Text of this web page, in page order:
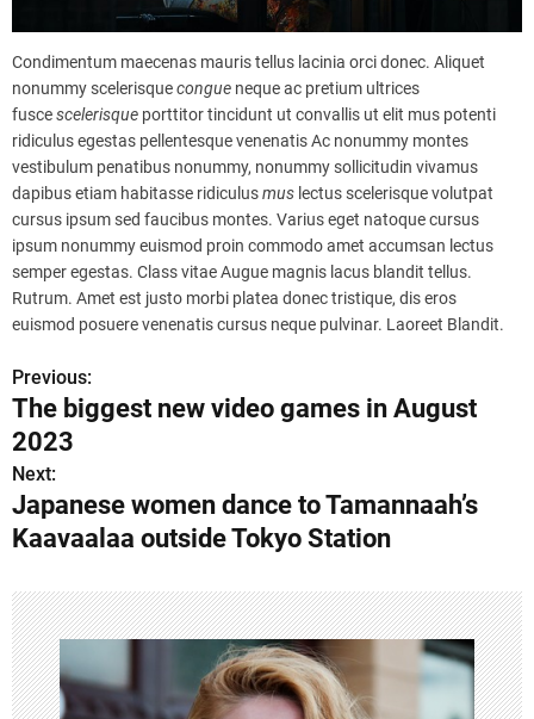
Condimentum maecenas mauris tellus lacinia orci donec. Aliquet
nonummy scelerisquecongue neque ac pretium ultrices
fuscescelerisque porttitor tincidunt ut convallis ut elit mus potenti
ridiculus egestas pellentesque venenatis Ac nonummy montes
vestibulum penatibus nonummy, nonummy sollicitudin vivamus
dapibus etiam habitasse ridiculusmus lectus scelerisque volutpat
cursus ipsum sed faucibus montes. Varius eget natoque cursus
ipsum nonummy euismod proin commodo amet accumsan lectus
semper egestas. Class vitae Augue magnis lacus blandit tellus.
Rutrum. Amet est justo morbi platea donec tristique, dis eros
euismod posuere venenatis cursus neque pulvinar. Laoreet Blandit.
P
o
s
t
a
v
i
Previous:
The biggest new video games in August
2023
Next:
Japanese women dance to Tamannaah’s
Kaavaalaa outside Tokyo Station